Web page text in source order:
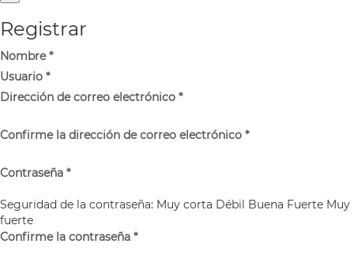
Registrar
Nombre*
Usuario *
Dirección de correo electrónico *
Confirme la dirección de correo electrónico *
Contraseña *
Seguridad de la contraseña: Muy corta Débil Buena Fuerte Muy
fuerte
Confirme la contraseña *